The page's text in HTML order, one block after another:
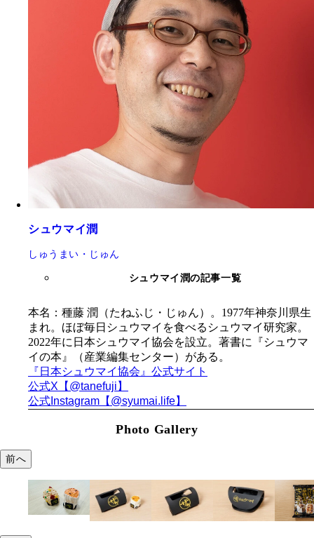
シュウマイ潤
しゅうまい・じゅん
シュウマイ潤の記事一覧
本名：種藤 潤（たねふじ・じゅん）。 1977年神奈川県生
まれ。 ほぼ毎日シュウマイを食べるシュウマイ研究家。
2022年に日本シュウマイ協会を設立。 著書に『シュウマ
イの本』（産業編集センター） がある。
『日本シュウマイ協会』 公式サイト
公式X【@tanefuji】
公式Instagram【@syumai.life】
Photo Gallery
前へ